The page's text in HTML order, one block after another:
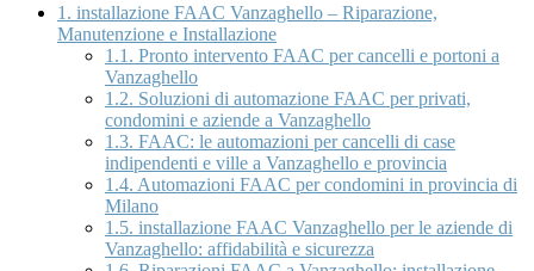
1. installazione FAAC Vanzaghello – Riparazione,
Manutenzione e Installazione
1.1. Pronto intervento FAAC per cancelli e portoni a
Vanzaghello
1.2. Soluzioni di automazione FAAC per privati,
condomini e aziende a Vanzaghello
1.3. FAAC: le automazioni per cancelli di case
indipendenti e ville a Vanzaghello e provincia
1.4. Automazioni FAAC per condomini in provincia di
Milano
1.5. installazione FAAC Vanzaghello per le aziende di
Vanzaghello: affidabilità e sicurezza